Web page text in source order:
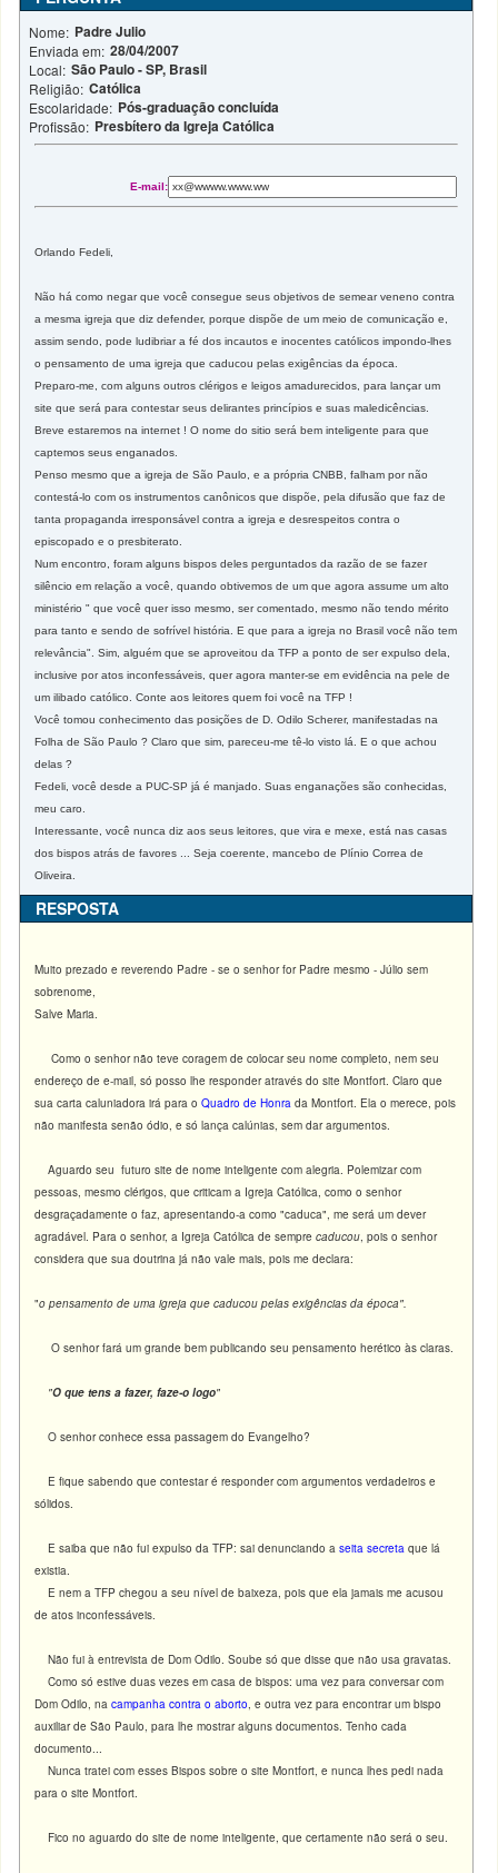
Nome: Padre Julio
Enviada em: 28/04/2007
Local: São Paulo - SP, Brasil
Religião: Católica
Escolaridade: Pós-graduação concluída
Profissão: Presbítero da Igreja Católica
E-mail:
Orlando Fedeli,
Não há como negar que você consegue seus objetivos de semear veneno contra
a mesma igreja que diz defender, porque dispõe de um meio de comunicação e,
assim sendo, pode ludibriar a fé dos incautos e inocentes católicos impondo-lhes
o pensamento de uma igreja que caducou pelas exigências da época.
Preparo-me, com alguns outros clérigos e leigos amadurecidos, para lançar um
site que será para contestar seus delirantes princípios e suas maledicências.
Breve estaremos na internet ! O nome do sitio será bem inteligente para que
captemos seus enganados.
Penso mesmo que a igreja de São Paulo, e a própria CNBB, falham por não
contestá-lo com os instrumentos canônicos que dispõe, pela difusão que faz de
tanta propaganda irresponsável contra a igreja e desrespeitos contra o
episcopado e o presbiterato.
Num encontro, foram alguns bispos deles perguntados da razão de se fazer
silêncio em relação a você, quando obtivemos de um que agora assume um alto
ministério " que você quer isso mesmo, ser comentado, mesmo não tendo mérito
para tanto e sendo de sofrível história. E que para a igreja no Brasil você não tem
relevância". Sim, alguém que se aproveitou da TFP a ponto de ser expulso dela,
inclusive por atos inconfessáveis, quer agora manter-se em evidência na pele de
um ilibado católico. Conte aos leitores quem foi você na TFP !
Você tomou conhecimento das posições de D. Odilo Scherer, manifestadas na
Folha de São Paulo ? Claro que sim, pareceu-me tê-lo visto lá. E o que achou
delas ?
Fedeli, você desde a PUC-SP já é manjado. Suas enganações são conhecidas,
meu caro.
Interessante, você nunca diz aos seus leitores, que vira e mexe, está nas casas
dos bispos atrás de favores ... Seja coerente, mancebo de Plínio Correa de
Oliveira.
RESPOSTA
Muito prezado e reverendo Padre - se o senhor for Padre mesmo - Júlio sem
sobrenome,
Salve Maria.
Como o senhor não teve coragem de colocar seu nome completo, nem seu
endereço de e-mail, só posso lhe responder através do site Montfort. Claro que
sua carta caluniadora irá para oQuadro de Honra da Montfort. Ela o merece, pois
não manifesta senão ódio, e só lança calúnias, sem dar argumentos.
Aguardo seu futuro site de nome inteligente com alegria. Polemizar com
pessoas, mesmo clérigos, que criticam a Igreja Católica, como o senhor
desgraçadamente o faz, apresentando-a como "caduca", me será um dever
agradável. Para o senhor, a Igreja Católica de semprecaducou, pois o senhor
considera que sua doutrina já não vale mais, pois me declara:
"o pensamento de uma igreja que caducou pelas exigências da época".
O senhor fará um grande bem publicando seu pensamento herético às claras.
"O que tens a fazer, faze-o logo"
O senhor conhece essa passagem do Evangelho?
E fique sabendo que contestar é responder com argumentos verdadeiros e
sólidos.
E saiba que não fui expulso da TFP: sai denunciando aseita secreta que lá
existia.
E nem a TFP chegou a seu nível de baixeza, pois que ela jamais me acusou
de atos inconfessáveis.
Não fui à entrevista de Dom Odilo. Soube só que disse que não usa gravatas.
Como só estive duas vezes em casa de bispos: uma vez para conversar com
Dom Odilo, nacampanha contra o aborto, e outra vez para encontrar um bispo
auxiliar de São Paulo, para lhe mostrar alguns documentos. Tenho cada
documento...
Nunca tratei com esses Bispos sobre o site Montfort, e nunca lhes pedi nada
para o site Montfort.
Fico no aguardo do site de nome inteligente, que certamente não será o seu.